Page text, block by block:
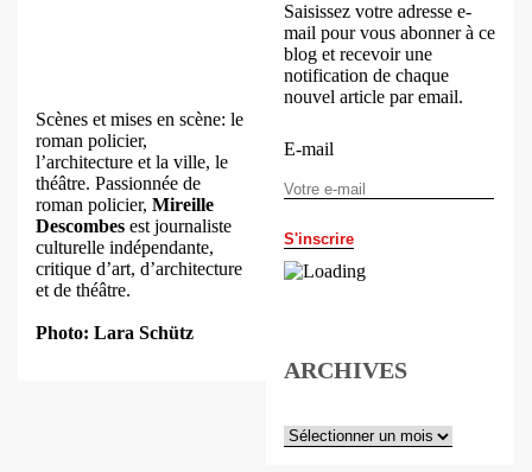
Scènes et mises en scène: le
roman policier,
l’architecture et la ville, le
théâtre. Passionnée de
roman policier, Mireille
Descombes est journaliste
culturelle indépendante,
critique d’art, d’architecture
et de théâtre.
Photo: Lara Schütz
Saisissez votre adresse e-
mail pour vous abonner à ce
blog et recevoir une
notification de chaque
nouvel article par email.
E-mail
ARCHIVES